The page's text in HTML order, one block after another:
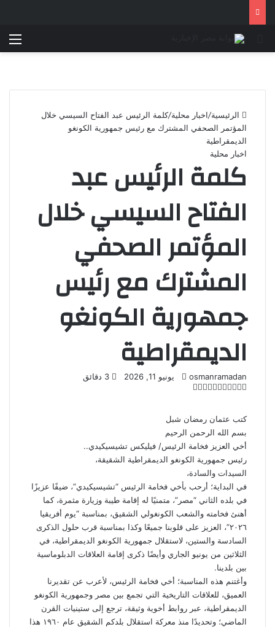
بحث عن
الرئيسية/اخبار محلية/كلمة الرئيس عبد الفتاح السيسي خلال
المؤتمر الصحفي المشترك مع رئيس جمهورية الكونغو
الديمقراطية
اخبار محلية
كلمة الرئيس عبد
الفتاح السيسي خلال
المؤتمر الصحفي
المشترك مع رئيس
جمهورية الكونغو
الديمقراطية
osmanramadan
أرسل
يونيو 11, 2026
كتب عثمان رمضان شبل
بسم الله الرحمن الرحيم
أخي العزيز فخامة الرئيس/ فيليكس تشيسيكيدي..
رئيس جمهورية الكونغو الديمقراطية الشقيقة،
السيدات والسادة،
في البداية؛ أرحب بأخي فخامة الرئيس “تشيسيكيدي”، ضيفًا عزيزًا
في بلده الثاني “مصر”، متمنيًا له إقامة طيبة وزيارة مثمرة، كما
أهنئ فخامته والشعب الكونغولي الشقيق، بمناسبة “يوم أفريقيا
٢٠٢٦”، العزيز على قلوبنا جميعًا وكذا بمناسبة قرب حلول الذكرى
السادسة والستين، لاستقلال جمهورية الكونغو الديمقراطية، في
الثلاثين من يونيو الجاري وأيضًا ذكرى إقامة العلاقات الدبلوماسية
بين بلدينا.
وأغتنم هذه المناسبة؛ أخي فخامة الرئيس، لأعرب عن تقديرنا
العميق، للعلاقات التاريخية التي تجمع بين مصر وجمهورية الكونغو
الديمقراطية، عبر روابط أخوية وثيقة، ترجع إلى ستينيات القرن
الماضي؛ وتحديدًا منذ معركة استقلال بلدكم الشقيق عام ١٩٦٠ هذا